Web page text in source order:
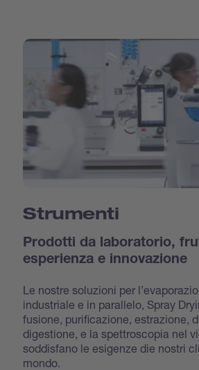
Strumenti
Prodotti da laboratorio,
esperienza e innovazione
Le nostre soluzioni per
industriale e in parallelo, Spray
fusione, purificazione, estrazione,
digestione, e la spettroscopia nel
soddisfano le esigenze die nostri
mondo.